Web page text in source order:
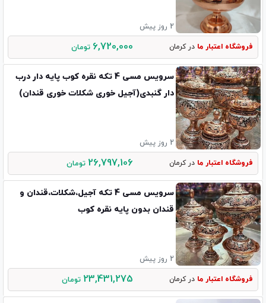
2 روز پیش
فروشگاه اعتبار ما در کرمان 6,720,000 تومان
سرویس مسی 4 تکه نقره کوب پایه دار درب
دار گنبدی(آجیل خوری شکلات خوری قندان)
2 روز پیش
فروشگاه اعتبار ما در کرمان 26,797,106 تومان
سرویس مسی 4 تکه آجیل،شکلات،قندان و
قندان بدون پایه نقره کوب
2 روز پیش
فروشگاه اعتبار ما در کرمان 23,431,275 تومان